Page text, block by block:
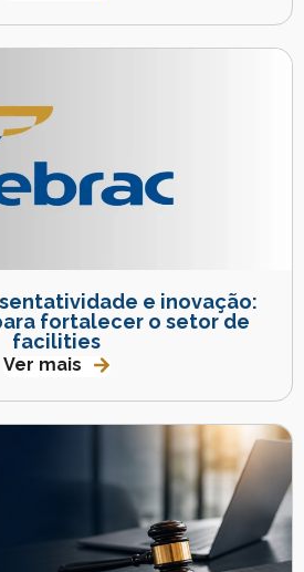
e inovação:
fortalecer o setor de
facilities
Ver mais